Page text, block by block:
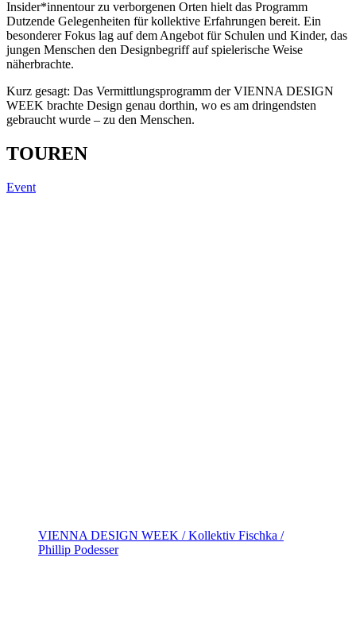
Insider*innentour zu verborgenen Orten hielt das Programm
Dutzende Gelegenheiten für kollektive Erfahrungen bereit. Ein
besonderer Fokus lag auf dem Angebot für Schulen und Kinder, das
jungen Menschen den Designbegriff auf spielerische Weise
näherbrachte.
Kurz gesagt: Das Vermittlungsprogramm der VIENNA DESIGN
WEEK brachte Design genau dorthin, wo es am dringendsten
gebraucht wurde – zu den Menschen.
TOUREN
Event
VIENNA DESIGN WEEK / Kollektiv Fischka /
Phillip Podesser